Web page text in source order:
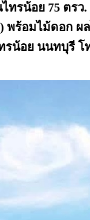
ทรน้อย 75 ตรว.
พร้อมไม้ดอก ผ
น้อย นนทบุรี โท